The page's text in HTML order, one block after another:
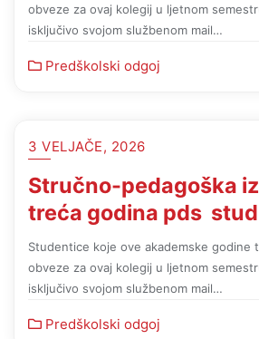
obveze za ovaj kolegij u ljetnom
isključivo svojom službenom mail…
Predškolski odgoj
3 VELJAČE, 2026
Stručno-pedagoška
treća godina pds
Studentice koje ove akademske godine
obveze za ovaj kolegij u ljetnom
isključivo svojom službenom mail…
Predškolski odgoj